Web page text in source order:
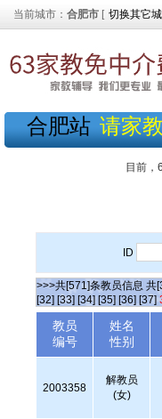
当前城市： 合肥市 [ 切换其它
合肥站 请家教
目前，
ID
>>>共[571]条教员信息 共
[32] [33] [34] [35] [36] [37]
教员
编号
姓名
性别
2003358
解教员
(女)